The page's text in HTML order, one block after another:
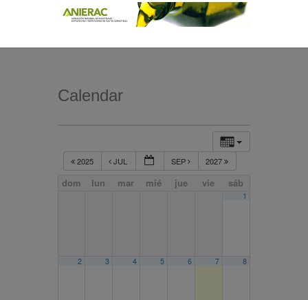
Calendar
2025 JUL SEP 2027
dom lun mar mié jue vie sáb
1
2 3 4 5 6 7 8